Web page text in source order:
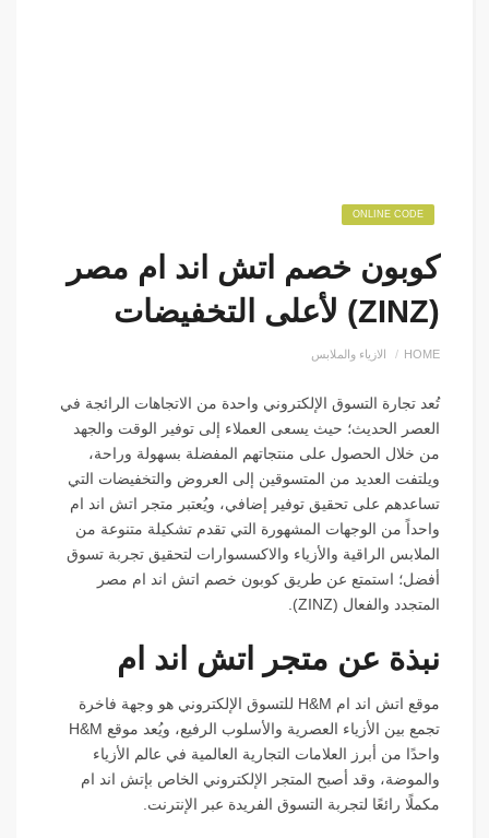
ONLINE CODE
كوبون خصم اتش اند ام مصر
(ZINZ) لأعلى التخفيضات
HOME الازياء والملابس
تُعد تجارة التسوق الإلكتروني واحدة من الاتجاهات الرائجة في
العصر الحديث؛ حيث يسعى العملاء إلى توفير الوقت والجهد
من خلال الحصول على منتجاتهم المفضلة بسهولة وراحة،
ويلتفت العديد من المتسوقين إلى العروض والتخفيضات التي
تساعدهم على تحقيق توفير إضافي، ويُعتبر متجر اتش اند ام
واحداً من الوجهات المشهورة التي تقدم تشكيلة متنوعة من
الملابس الراقية والأزياء والاكسسوارات لتحقيق تجربة تسوق
أفضل؛ استمتع عن طريق كوبون خصم اتش اند ام مصر
المتجدد والفعال (ZINZ).
نبذة عن متجر اتش اند ام
موقع اتش اند ام H&M للتسوق الإلكتروني هو وجهة فاخرة
تجمع بين الأزياء العصرية والأسلوب الرفيع، ويُعد موقع H&M
واحدًا من أبرز العلامات التجارية العالمية في عالم الأزياء
والموضة، وقد أصبح المتجر الإلكتروني الخاص بإتش اند ام
مكملًا رائعًا لتجربة التسوق الفريدة عبر الإنترنت.